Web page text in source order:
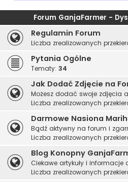
Forum GanjaFarmer -
Regulamin Forum
Liczba zrealizowanych
Pytania Ogólne
Tematy: 34
Jak Dodać Zdjęcie na
Możesz dodać swoje zdjęcia
Liczba zrealizowanych
Darmowe Nasiona
Bądź aktywny na forum i
Liczba zrealizowanych
Blog Konopny
Ciekawe artykuły i informacje
Liczba zrealizowanych